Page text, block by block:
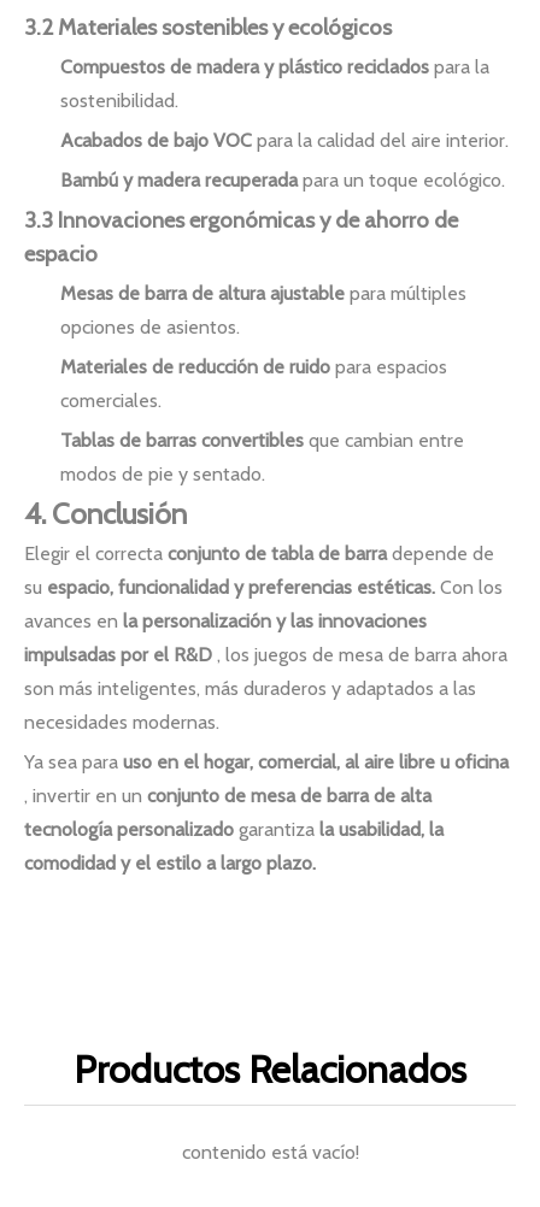
3.2 Materiales sostenibles y ecológicos
Compuestos de madera y plástico reciclados para la
sostenibilidad.
Acabados de bajo VOC para la calidad del aire interior.
Bambú y madera recuperadapara un toque ecológico.
3.3 Innovaciones ergonómicas y de ahorro de
espacio
Mesas de barra de altura ajustable para múltiples
opciones de asientos.
Materiales de reducción de ruido para espacios
comerciales.
Tablas de barras convertibles que cambian entre
modos de pie y sentado.
4. Conclusión
Elegir el correcta conjunto de tabla de barradepende de
su espacio, funcionalidad y preferencias estéticas. Con los
avances en la personalización y las innovaciones
impulsadas por el R&D , los juegos de mesa de barra ahora
son más inteligentes, más duraderos y adaptados a las
necesidades modernas.
Ya sea para uso en el hogar, comercial, al aire libre u oficina
, invertir en un conjunto de mesa de barra de alta
tecnología personalizado garantiza la usabilidad, la
comodidad y el estilo a largo plazo.
Productos Relacionados
contenido está vacío!